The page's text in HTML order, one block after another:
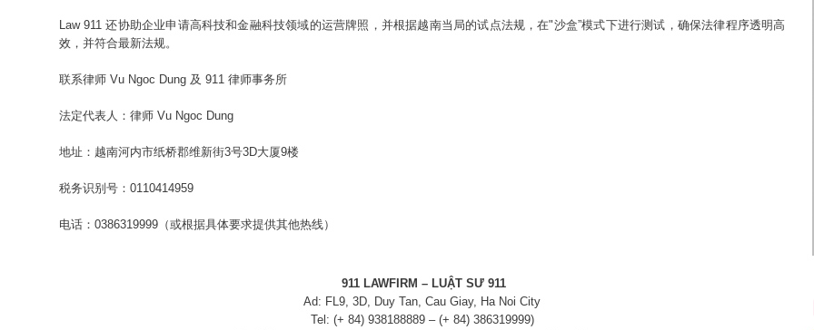
Law 911 还协助企业申请高科技和金融科技领域的运营牌照，并根据越南当局的试点法规，在"沙盒”模式下进行测试，确保法律程序透明高
效，并符合最新法规。
联系律师 Vu Ngoc Dung 及 911 律师事务所
法定代表人：律师 Vu Ngoc Dung
地址：越南河内市纸桥郡维新街3号3D大厦9楼
税务识别号：0110414959
电话：0386319999（或根据具体要求提供其他热线）
911 LAWFIRM – LUẬT SƯ 911
Ad: FL9, 3D, Duy Tan, Cau Giay, Ha Noi City
Tel: (+ 84) 938188889 – (+ 84) 386319999)